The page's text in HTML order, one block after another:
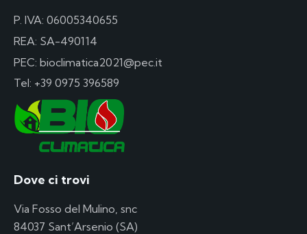
P. IVA: 06005340655
REA: SA-490114
PEC: bioclimatica2021@pec.it
Tel: +39 0975 396589
Dove ci trovi
Via Fosso del Mulino, snc
84037 Sant’Arsenio (SA)